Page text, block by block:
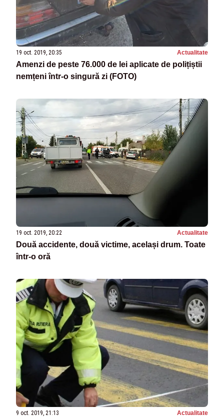
19 oct. 2019, 20:35 Actualitate
Amenzi de peste 76.000 de lei aplicate de polițiștii
nemțeni într-o singură zi (FOTO)
19 oct. 2019, 20:22 Actualitate
Două accidente, două victime, același drum. Toate
într-o oră
9 oct. 2019, 21:13 Actualitate